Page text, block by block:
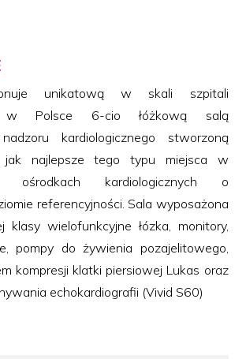
unikatową w skali szpitali
w Polsce 6-cio łóżkową salą
kardiologicznego stworzoną
jak najlepsze tego typu miejsca w
ośrodkach kardiologicznych o
referencyjności. Sala wyposażona
wielofunkcyjne łózka, monitory,
pompy do żywienia pozajelitowego,
kompresji klatki piersiowej Lukas oraz
echokardiografii (Vivid S60)